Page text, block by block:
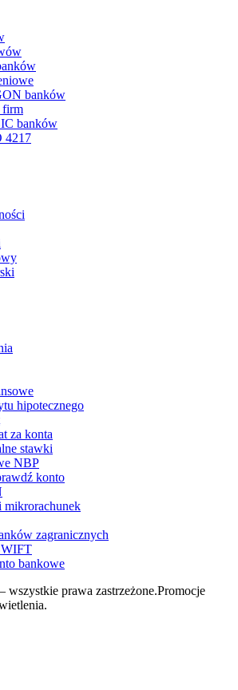
banków
firm
banków
4217
hipotecznego
za konta
stawki
NBP
konto
mikrorachunek
zagranicznych
bankowe
prawa zastrzeżone.Promocje